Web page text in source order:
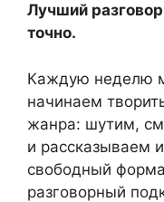
Лучший
точно.
Каждую неделю
начинаем
жанра: шутим,
и рассказываем
свободный
разговорный